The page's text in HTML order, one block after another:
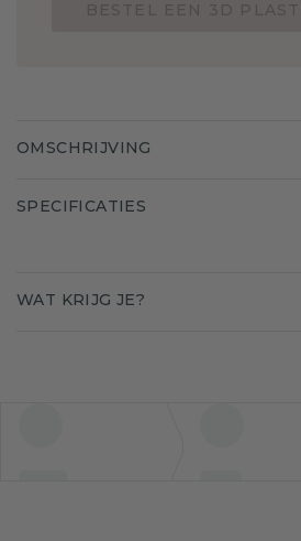
OMSCHRIJVING
SPECIFICATIES
WAT KRIJG JE?